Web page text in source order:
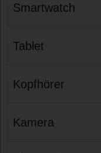
Smartwatch
Tablet
Kopfhörer
Kamera